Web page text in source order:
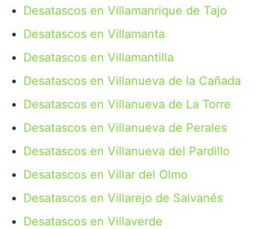
Desatascos en Villamanrique de Tajo
Desatascos en Villamanta
Desatascos en Villamantilla
Desatascos en Villanueva de la Cañada
Desatascos en Villanueva de La Torre
Desatascos en Villanueva de Perales
Desatascos en Villanueva del Pardillo
Desatascos en Villar del Olmo
Desatascos en Villarejo de Salvanés
Desatascos en Villaverde